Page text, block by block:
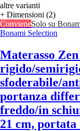
altre varianti
+ Dimensioni (2)
ConvieneSolo su
Bonami Selection
Materasso
rigido/
sfoderabile/
portanza
freddo/in
21 cm, portata